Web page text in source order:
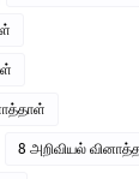
8 அறிவியல்